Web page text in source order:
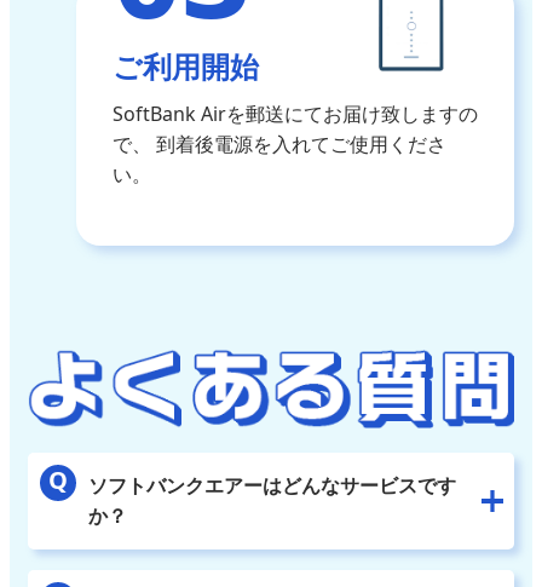
ご利用開始
SoftBank Airを郵送にてお届け致しますの
で、
到着後電源を入れてご使用くださ
い。
ソフトバンクエアーはどんなサービスです
か？